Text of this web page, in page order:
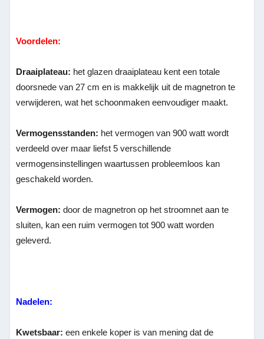
Voordelen:
Draaiplateau: het glazen draaiplateau kent een totale
doorsnede van 27 cm en is makkelijk uit de magnetron te
verwijderen, wat het schoonmaken eenvoudiger maakt.
Vermogensstanden: het vermogen van 900 watt wordt
verdeeld over maar liefst 5 verschillende
vermogensinstellingen waartussen probleemloos kan
geschakeld worden.
Vermogen: door de magnetron op het stroomnet aan te
sluiten, kan een ruim vermogen tot 900 watt worden
geleverd.
Nadelen:
Kwetsbaar:een enkele koper is van mening dat de